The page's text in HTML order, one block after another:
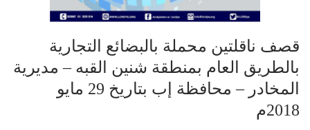
قصف ناقلتين محملة بالبضائع التجارية
بالطريق العام بمنطقة شنين القبه – مديرية
المخادر – محافظة إب بتاريخ 29 مايو
2018م